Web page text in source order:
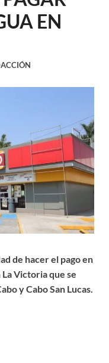
EN
de hacer el pago en
Victoria que se
y Cabo San Lucas.